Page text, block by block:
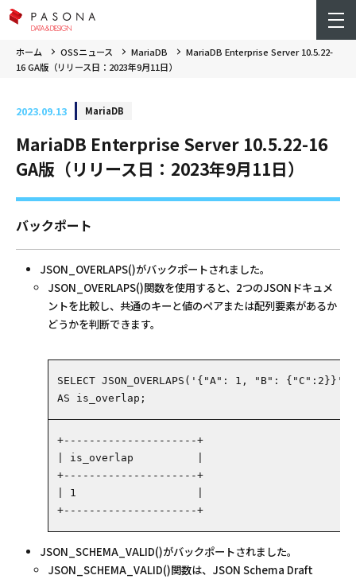
ホーム OSSニュース MariaDB
MariaDB Enterprise Server 10.5.22-
16 GA版（リリース日：2023年9月11日）
2023.09.13 MariaDB
MariaDB Enterprise Server 10.5.22-16
GA版（リリース日：2023年9月11日）
バックポート
JSON_OVERLAPS()がバックポートされました。
JSON_OVERLAPS()関数を使用すると、2つのJSONドキュメ
ントを比較し、共通のキーと値のペアまたは配列要素があるか
どうかを判断できます。
SELECT JSON_OVERLAPS ( '{"A": 1, "B": {"C":2}}'
AS
is_overlap ;
+---------------------+
| is_overlap          |
+---------------------+
| 1                   |
+---------------------+
JSON_SCHEMA_VALID()がバックポートされました。
JSON_SCHEMA_VALID()関数は、JSON Schema Draft